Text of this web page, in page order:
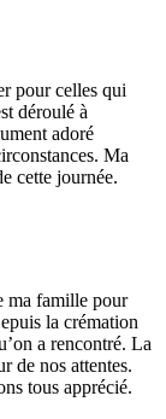
pour celles qui
déroulé à
adoré
Ma
cette journée.
ma famille pour
la crémation
a rencontré. La
de nos attentes.
tous apprécié.